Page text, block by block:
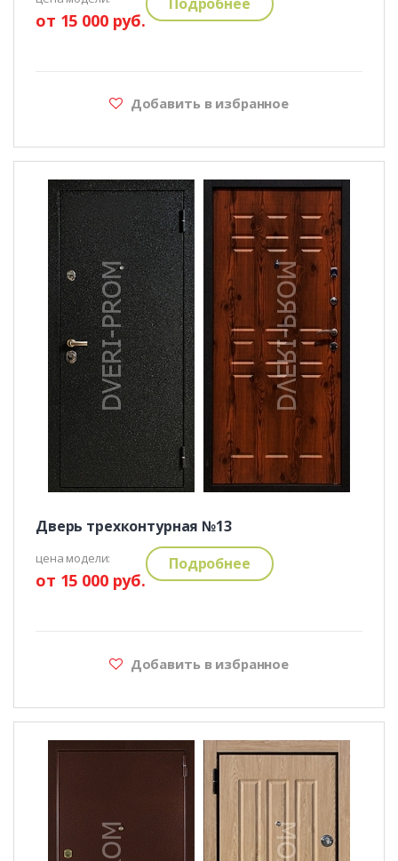
от 15 000 руб.
Добавить в избранное
Дверь трехконтурная №13
цена модели:
от 15 000 руб.
Подробнее
Добавить в избранное